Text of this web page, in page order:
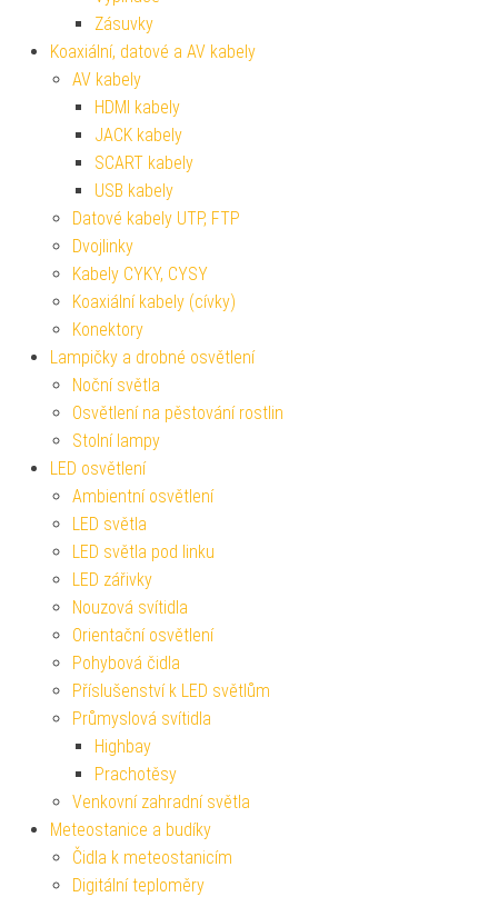
Zásuvky
Koaxiální, datové a AV kabely
AV kabely
HDMI kabely
JACK kabely
SCART kabely
USB kabely
Datové kabely UTP, FTP
Dvojlinky
Kabely CYKY, CYSY
Koaxiální kabely (cívky)
Konektory
Lampičky a drobné osvětlení
Noční světla
Osvětlení na pěstování rostlin
Stolní lampy
LED osvětlení
Ambientní osvětlení
LED světla
LED světla pod linku
LED zářivky
Nouzová svítidla
Orientační osvětlení
Pohybová čidla
Příslušenství k LED světlům
Průmyslová svítidla
Highbay
Prachotěsy
Venkovní zahradní světla
Meteostanice a budíky
Čidla k meteostanicím
Digitální teploměry